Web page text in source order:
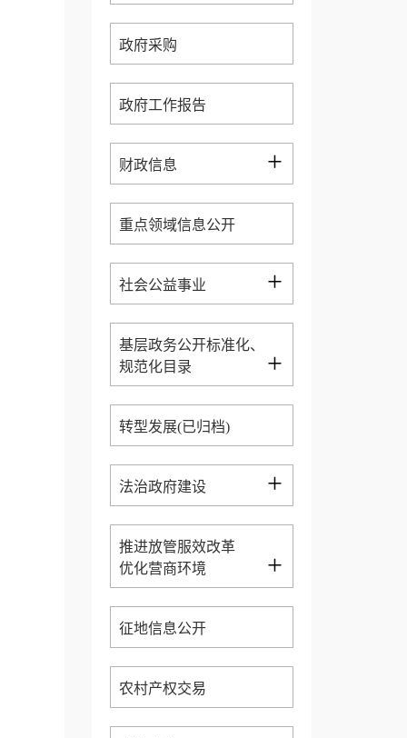
政府采购
政府工作报告
财政信息 +
重点领域信息公开
社会公益事业 +
基层政务公开标准化、
规范化目录
+
转型发展(已归档)
法治政府建设 +
推进放管服效改革
优化营商环境
+
征地信息公开
农村产权交易